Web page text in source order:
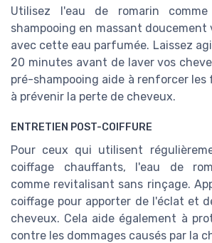
Utilisez l'eau de romarin
shampooing en massant
avec cette eau parfumée. Laissez
20 minutes avant de laver vos
pré-shampooing aide à renforcer
à prévenir la perte de cheveux.
ENTRETIEN POST-COIFFURE
Pour ceux qui utilisent
coiffage chauffants, l'eau de
comme revitalisant sans rinçage.
coiffage pour apporter de l'éclat et
cheveux. Cela aide également à
contre les dommages causés par la